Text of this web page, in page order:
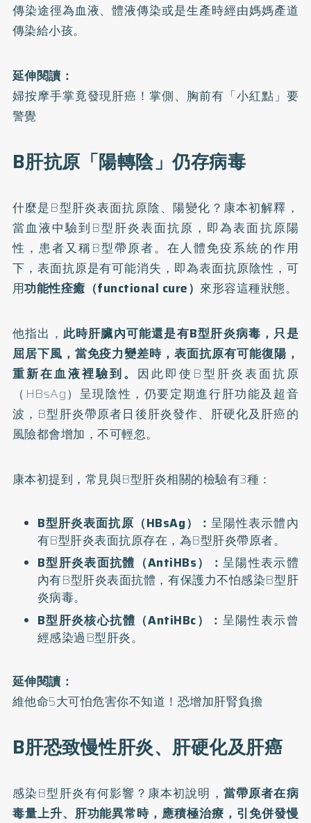
傳染途徑為血液、體液傳染或是生產時經由媽媽產道
傳染給小孩。
延伸閱讀：
婦按摩手掌竟發現肝癌！掌側、胸前有「小紅點」要
警覺
B肝抗原「陽轉陰」仍存病毒
什麼是B型肝炎表面抗原陰、陽變化？康本初解釋，
當血液中驗到B型肝炎表面抗原，即為表面抗原陽
性，患者又稱B型帶原者。在人體免疫系統的作用
下，表面抗原是有可能消失，即為表面抗原陰性，可
用功能性痊癒（functional cure）來形容這種狀態。
他指出， 此時肝臟內可能還是有B型肝炎病毒，只是
屈居下風，當免疫力變差時，表面抗原有可能復陽，
重新在血液裡驗到。 因此即使B型肝炎表面抗原
（HBsAg）呈現陰性，仍要定期進行肝功能及超音
波，B型肝炎帶原者日後肝炎發作、肝硬化及肝癌的
風險都會增加，不可輕忽。
康本初提到，常見與B型肝炎相關的檢驗有3種：
B型肝炎表面抗原（HBsAg）：呈陽性表示體內
有B型肝炎表面抗原存在，為B型肝炎帶原者。
B型肝炎表面抗體（AntiHBs）： 呈陽性表示體
內有B型肝炎表面抗體，有保護力不怕感染B型肝
炎病毒。
B型肝炎核心抗體（AntiHBc）： 呈陽性表示曾
經感染過B型肝炎。
延伸閱讀：
維他命5大可怕危害你不知道！恐增加肝腎負擔
B肝恐致慢性肝炎、肝硬化及肝癌
感染B型肝炎有何影響？康本初說明， 當帶原者在病
毒量上升、肝功能異常時，應積極治療，引免併發慢